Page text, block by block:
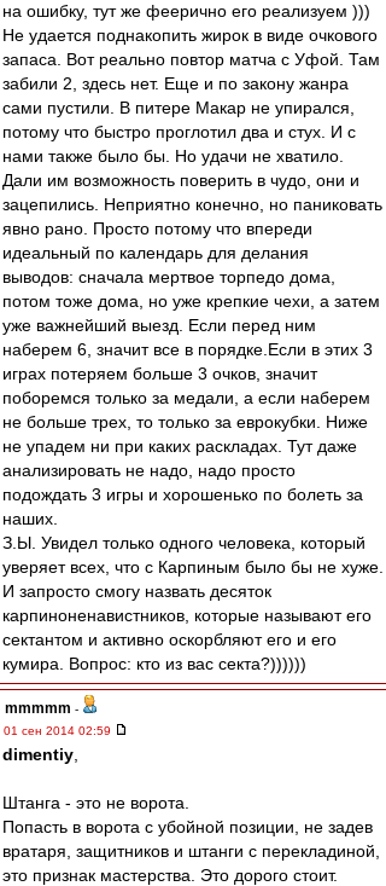
на ошибку, тут же феерично его реализуем )))
Не удается поднакопить жирок в виде очкового
запаса. Вот реально повтор матча с Уфой. Там
забили 2, здесь нет. Еще и по закону жанра
сами пустили. В питере Макар не упирался,
потому что быстро проглотил два и стух. И с
нами также было бы. Но удачи не хватило.
Дали им возможность поверить в чудо, они и
зацепились. Неприятно конечно, но паниковать
явно рано. Просто потому что впереди
идеальный по календарь для делания
выводов: сначала мертвое торпедо дома,
потом тоже дома, но уже крепкие чехи, а затем
уже важнейший выезд. Если перед ним
наберем 6, значит все в порядке.Если в этих 3
играх потеряем больше 3 очков, значит
поборемся только за медали, а если наберем
не больше трех, то только за еврокубки. Ниже
не упадем ни при каких раскладах. Тут даже
анализировать не надо, надо просто
подождать 3 игры и хорошенько по болеть за
наших.
З.Ы. Увидел только одного человека, который
уверяет всех, что с Карпиным было бы не хуже.
И запросто смогу назвать десяток
карпиноненавистников, которые называют его
сектантом и активно оскорбляют его и его
кумира. Вопрос: кто из вас секта?))))))
mmmmm -
01 сен 2014 02:59
dimentiy
Штанга - это не ворота.
Попасть в ворота с убойной позиции, не задев
вратаря, защитников и штанги с перекладиной,
это признак мастерства. Это дорого стоит.